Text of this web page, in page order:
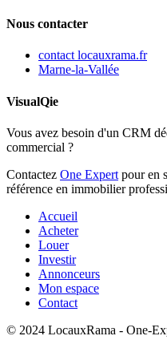
Nous contacter
contactlocauxrama.fr
Marne-la-Vallée
VisualQie
Vous avez besoin d'un CRM
commercial ?
Contactez One Expert pour en
référence en immobilier
Accueil
Acheter
Louer
Investir
Annonceurs
Mon espace
Contact
© 2024 LocauxRama - One-